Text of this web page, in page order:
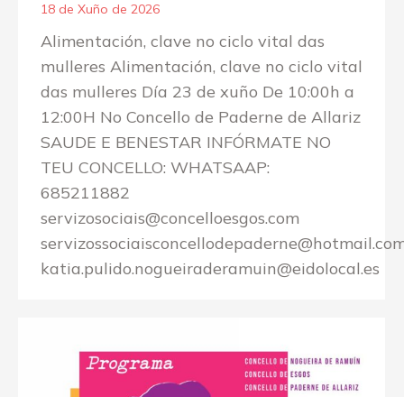
18 de Xuño de 2026
Alimentación, clave no ciclo vital das
mulleres Alimentación, clave no ciclo vital
das mulleres Día 23 de xuño De 10:00h a
12:00H No Concello de Paderne de Allariz
SAUDE E BENESTAR INFÓRMATE NO
TEU CONCELLO: WHATSAAP:
685211882
servizosociais@concelloesgos.com
katia.pulido.nogueiraderamuin@eidolocal.es